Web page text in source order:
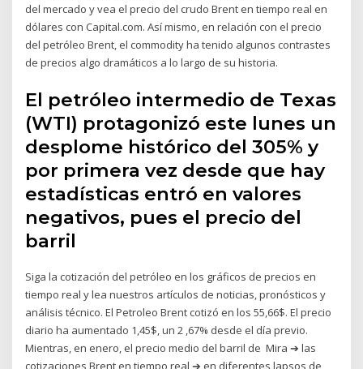
del mercado y vea el precio del crudo Brent en tiempo real en
dólares con Capital.com. Así mismo, en relación con el precio
del petróleo Brent, el commodity ha tenido algunos contrastes
de precios algo dramáticos a lo largo de su historia.
El petróleo intermedio de Texas
(WTI) protagonizó este lunes un
desplome histórico del 305% y
por primera vez desde que hay
estadísticas entró en valores
negativos, pues el precio del
barril
Siga la cotización del petróleo en los gráficos de precios en
tiempo real y lea nuestros artículos de noticias, pronósticos y
análisis técnico. El Petroleo Brent cotizó en los 55,66$. El precio
diario ha aumentado 1,45$, un 2 ,67% desde el día previo.
Mientras, en enero, el precio medio del barril de Mira ➔ las
cotizaciones Brent en tiempo real ➔ en diferentes lapsos de